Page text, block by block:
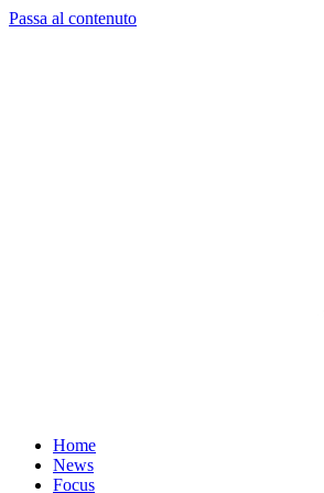
Passa al contenuto
Home
News
Focus